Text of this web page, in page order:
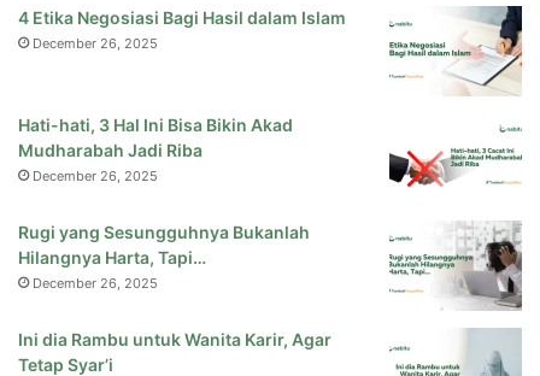
4 Etika Negosiasi Bagi Hasil dalam Islam
December 26, 2025
Hati-hati, 3 Hal Ini Bisa Bikin Akad
Mudharabah Jadi Riba
December 26, 2025
Rugi yang Sesungguhnya Bukanlah
Hilangnya Harta, Tapi…
December 26, 2025
Ini dia Rambu untuk Wanita Karir, Agar
Tetap Syar’i